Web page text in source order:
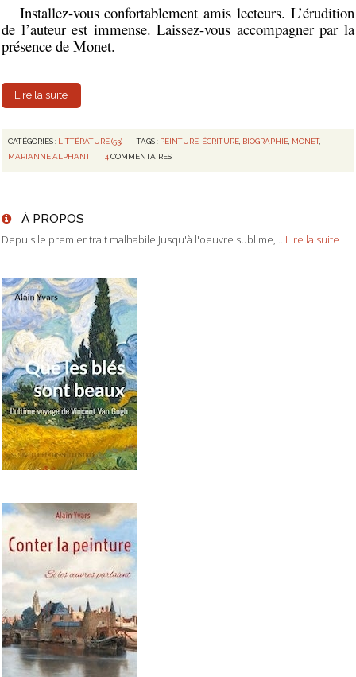
Installez-vous confortablement amis lecteurs. L’érudition
de l’auteur est immense. Laissez-vous accompagner par la
présence de Monet.
Lire la suite
CATÉGORIES : LITTÉRATURE (53) TAGS : PEINTURE ÉCRITURE BIOGRAPHIE MONET,
MARIANNE ALPHANT
4 COMMENTAIRES
À PROPOS
Depuis le premier trait malhabile Jusqu'à l'oeuvre sublime,... Lire la suite